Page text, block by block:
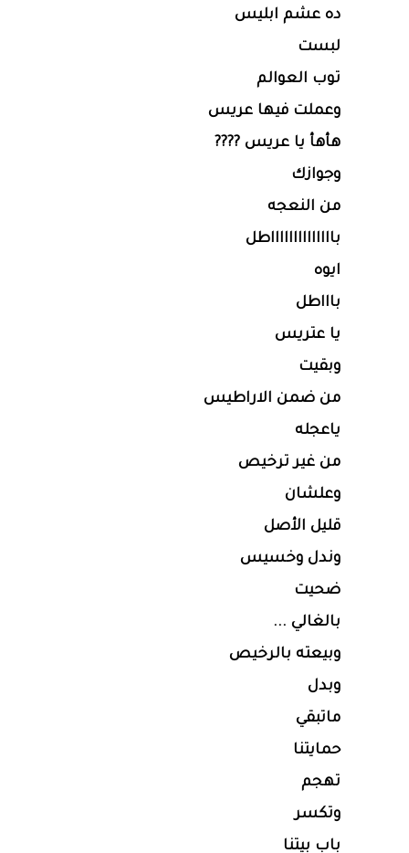
ده عشم ابليس
لبست
توب العوالم
وعملت فيها عريس
هأهأ يا عريس ????
وجوازك
من النعجه
بااااااااااااااطل
ايوه
باااطل
يا عتريس
وبقيت
من ضمن الاراطيس
ياعجله
من غير ترخيص
وعلشان
قليل الأصل
وندل وخسيس
ضحيت
بالغالي ...
وبيعته بالرخيص
وبدل
ماتبقي
حمايتنا
تهجم
وتكسر
باب بيتنا